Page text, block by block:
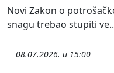
Novi Zakon o
snagu trebao stupiti
08.07.2026. u 15:00